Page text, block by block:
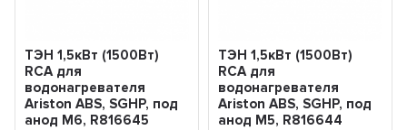
ТЭН 1,5кВт (1500Вт)
RCA для
водонагревателя
Ariston ABS, SGHP, под
анод М6, R816645
ТЭН 1,5кВт (1500Вт)
RCA для
водонагревателя
Ariston ABS, SGHP, под
анод М5, R816644